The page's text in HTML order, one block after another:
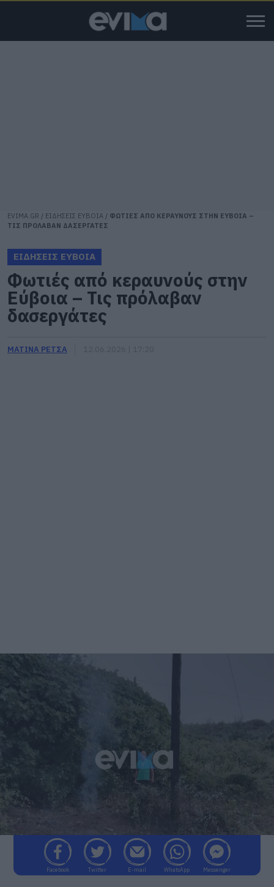
EVIMA.GR / ΕΙΔΗΣΕΙΣ ΕΥΒΟΙΑ / ΦΩΤΙΕΣ ΑΠΟ ΚΕΡΑΥΝΟΥΣ ΣΤΗΝ ΕΥΒΟΙΑ –
ΤΙΣ ΠΡΟΛΑΒΑΝ ΔΑΣΕΡΓΑΤΕΣ
ΕΙΔΗΣΕΙΣ ΕΥΒΟΙΑ
Φωτιές από κεραυνούς στην
Εύβοια – Τις πρόλαβαν
δασεργάτες
ΜΑΤΙΝΑ ΡΕΤΣΑ
Facebook Twitter E-mail WhatsApp Messenger